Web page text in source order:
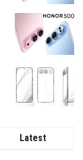
Latest